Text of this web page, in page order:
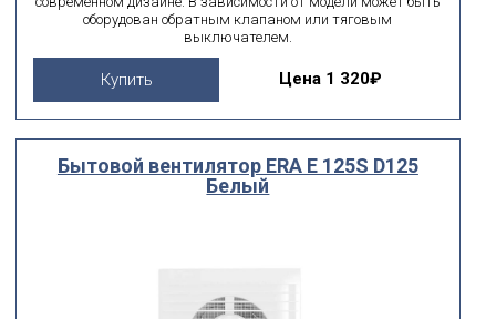
оборудован обратным клапаном или тяговым
выключателем.
Купить Цена 1 320₽
Бытовой вентилятор ERA E 125S D125
Белый